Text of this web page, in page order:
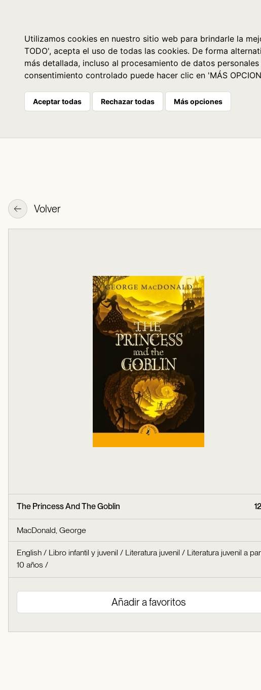
Utilizamos cookies en nuestro sitio web para brindarle la
TODO', acepta el uso de todas las cookies. De forma
más detallada, incluso al procesamiento de datos
consentimiento controlado puede hacer clic en 'MÁS
Aceptar todas Rechazar todas Más opciones
Volver
The Princess And The Goblin
MacDonald, George
English / Libro infantil y juvenil / Literatura juvenil / Literatura juvenil a
10 años /
Añadir a favoritos